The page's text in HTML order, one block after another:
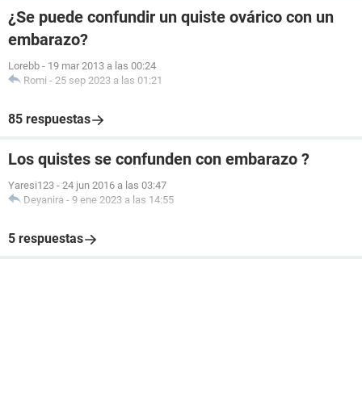
¿Se puede confundir un quiste ovárico con un
embarazo?
Lorebb - 19 mar 2013 a las 00:24
Romi - 25 sep 2023 a las 01:21
85 respuestas
Los quistes se confunden con embarazo ?
Yaresi123 - 24 jun 2016 a las 03:47
Deyanira - 9 ene 2023 a las 14:55
5 respuestas